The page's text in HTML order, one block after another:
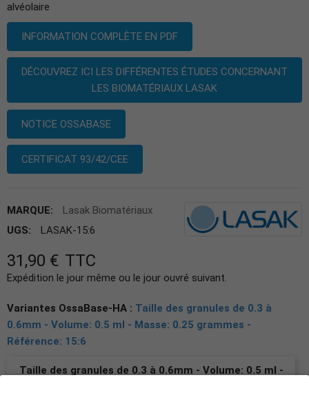
alvéolaire
INFORMATION COMPLÈTE EN PDF
DÉCOUVREZ ICI LES DIFFÉRENTES ÉTUDES CONCERNANT
LES BIOMATÉRIAUX LASAK
NOTICE OSSABASE
CERTIFICAT 93/42/CEE
MARQUE:
Lasak Biomatériaux
UGS:
LASAK-15:6
31,90 € TTC
Expédition le jour même ou le jour ouvré suivant.
Variantes OssaBase-HA : Taille des granules de 0.3 à
0.6mm - Volume: 0.5 ml - Masse: 0.25 grammes -
Référence: 15:6
Taille des granules de 0.3 à 0.6mm - Volume: 0.5 ml -